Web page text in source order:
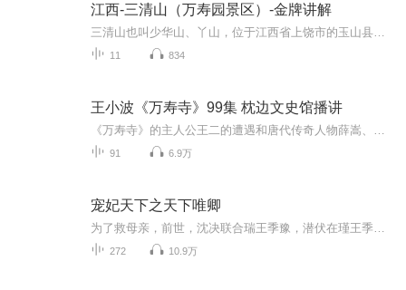
江西-三清山（万寿园景区）-金牌讲解
11 834
王小波《万寿寺》99集 枕边文史馆播讲
91 6.9万
宠妃天下之天下唯卿
272 10.9万